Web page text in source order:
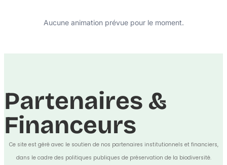
Aucune animation prévue pour le moment.
Partenaires &
Financeurs
Ce site est géré avec le soutien de nos partenaires institutionnels et financiers,
dans le cadre des politiques publiques de préservation de la biodiversité.